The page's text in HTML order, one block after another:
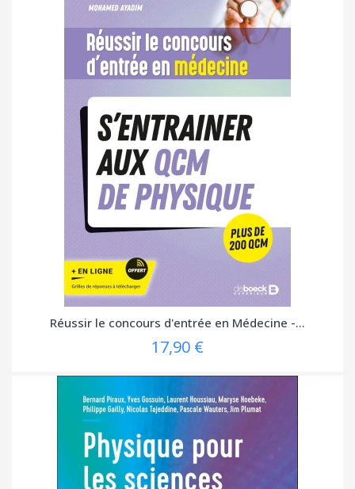
Réussir le concours d'entrée en Médecine -...
17,90 €